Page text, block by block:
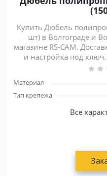
Купить Дюбель
шт) в Волгограде и
магазине RS-CAM.
и настройка под
Материал
Тип крепежа
Все